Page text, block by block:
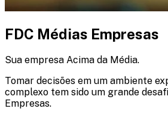
FDC Médias Empresas
Sua empresa Acima da Média.
Tomar decisões em um ambiente
complexo tem sido um grande
Empresas.